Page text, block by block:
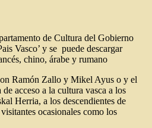
de Cultura del Gobierno
Vasco’ y se puede descargar
chino, árabe y rumano
Ramón Zallo y Mikel Ayus o y el
acceso a la cultura vasca a los
Herria, a los descendientes de
ocasionales como los